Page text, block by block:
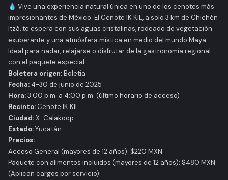
💧 Vive una experiencia natural única en uno de los cenotes más
impresionantes de México. El Cenote IK KIL, a solo 3 km de Chichén
Itzá, te espera con sus aguas cristalinas, rodeado de vegetación
exuberante y una atmósfera mística en medio del mundo Maya.
Ideal para nadar, relajarse o disfrutar de la gastronomía regional
con el paquete especial.
Boletera origen:Boletia
Fecha: 4-30 de junio de 2025
Hora:3:00 p.m. a 4:00 p.m. (último horario de acceso)
Recinto: Cenote IK KIL
Ciudad:X-Calakoop
Estado:Yucatán
Precios:
Acceso General (mayores de 12 años): $220 MXN
Paquete con alimentos incluidos (mayores de 12 años): $480 MXN
(Aplican cargos por servicio)